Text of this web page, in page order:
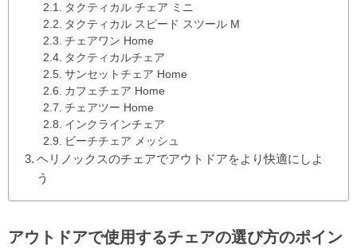
タクティカル チェア ミニ
タクティカル スピード スツール M
チェアワン Home
タクティカルチェア
サンセットチェア Home
カフェチェア Home
チェアツー Home
インクラインチェア
ビーチチェア メッシュ
ヘリノックスのチェアでアウトドアをより快適にしよ
う
アウトドアで使用するチェアの選び方のポイン